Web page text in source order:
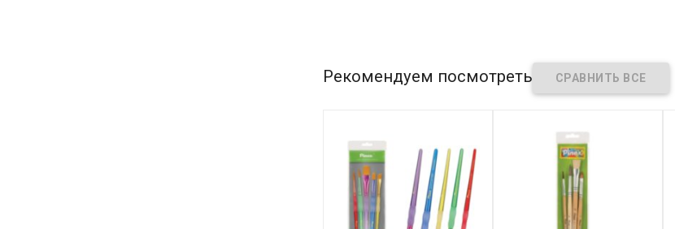
Рекомендуем посмотреть